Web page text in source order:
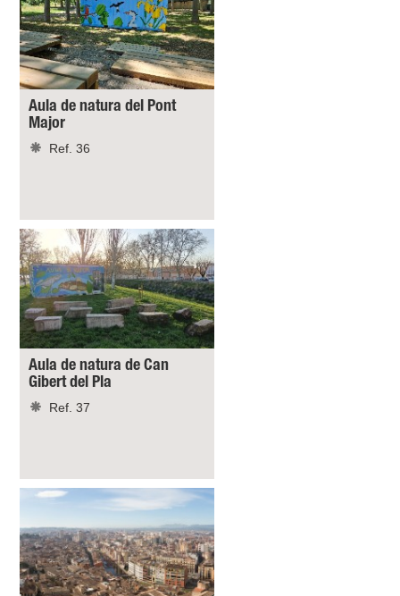
Aula de natura del Pont
Major
Ref. 36
Aula de natura de Can
Gibert del Pla
Ref. 37